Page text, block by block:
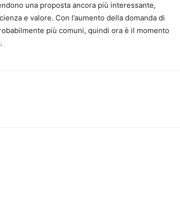
una proposta ancora più interessante,
e valore. Con l’aumento della domanda di
più comuni, quindi ora è il momento